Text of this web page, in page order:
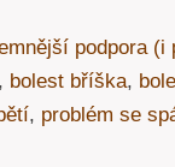
podpora (i
bolest bříška,
, problém se